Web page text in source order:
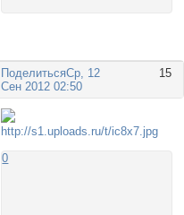
Поделиться 15
Ср, 12
Сен 2012 02:50
0